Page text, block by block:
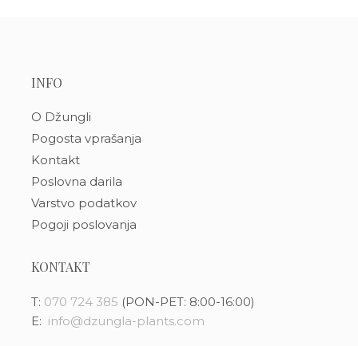
INFO
O Džungli
Pogosta vprašanja
Kontakt
Poslovna darila
Varstvo podatkov
Pogoji poslovanja
KONTAKT
T: 070 724 385 (PON-PET: 8:00-16:00)
E: info@dzungla-plants.com